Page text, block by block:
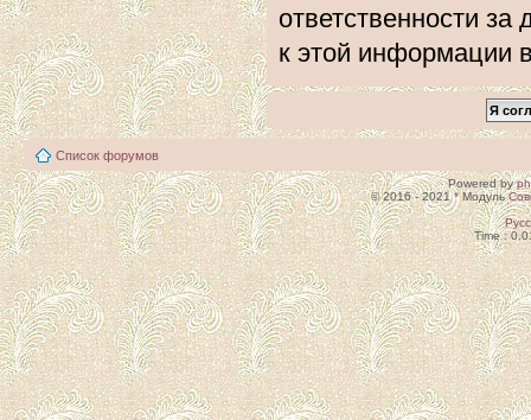
ответственности за
к этой информации
Список форумов
Powered by
© 2016 - 2021 * Модуль
Time :